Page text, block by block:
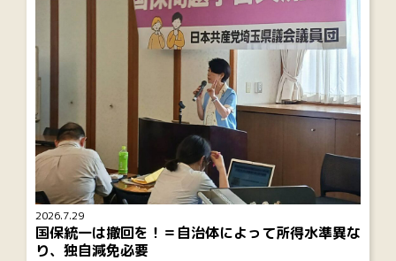
2026.7.29
国保統一は撤回を！＝自治体によって所得水準異な
り、独自減免必要